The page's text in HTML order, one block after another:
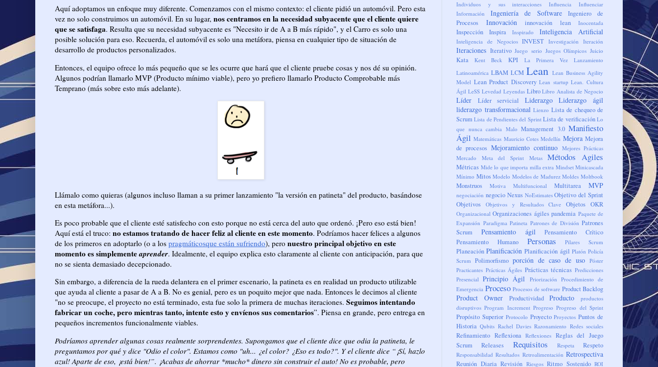
Aquí adoptamos un enfoque muy diferente. Comenzamos con el mismo contexto: el cliente pidió un automóvil. Pero esta
vez no solo construimos un automóvil. En su lugar, nos centramos en la necesidad subyacente que el cliente quiere
que se satisfaga. Resulta que su necesidad subyacente es "Necesito ir de A a B más rápido", y el Carro es solo una
posible solución para eso. Recuerda, el automóvil es solo una metáfora, piensa en cualquier tipo de situación de
desarrollo de productos personalizados.
Entonces, el equipo ofrece lo más pequeño que se les ocurre que hará que el cliente pruebe cosas y nos dé su opinión.
Algunos podrían llamarlo MVP (Producto mínimo viable), pero yo prefiero llamarlo Producto Comprobable más
Temprano (más sobre esto más adelante).
Llámalo como quieras (algunos incluso llaman a su primer lanzamiento "la versión en patineta" del producto, basándose
en esta metáfora...).
Es poco probable que el cliente esté satisfecho con esto porque no está cerca del auto que ordenó. ¡Pero eso está bien!
Aquí está el truco: no estamos tratando de hacer feliz al cliente en este momento. Podríamos hacer felices a algunos
de los primeros en adoptarlo (o a los pragmáticosque están sufriendo), pero nuestro principal objetivo en este
momento es simplementeaprender. Idealmente, el equipo explica esto claramente al cliente con anticipación, para que
no se sienta demasiado decepcionado.
Sin embargo, a diferencia de la rueda delantera en el primer escenario, la patineta es en realidad un producto utilizable
que ayuda al cliente a pasar de A a B. No es genial, pero es un poquito mejor que nada. Entonces le decimos al cliente
"no se preocupe, el proyecto no está terminado, esta fue solo la primera de muchas iteraciones. Seguimos intentando
fabricar un coche, pero mientras tanto, intente esto y envíenos sus comentarios”. Piensa en grande, pero entrega en
pequeños incrementos funcionalmente viables.
Podríamos aprender algunas cosas realmente sorprendentes. Supongamos que el cliente dice que odia la patineta, le
preguntamos por qué y dice "Odio el color". Estamos como "uh... ¿el color? ¿Eso es todo?". Y el cliente dice “¡Sí, hazlo
azul! Aparte de eso, ¡está bien!”. ¡Acabas de ahorrar *mucho* dinero sin construir el auto! No es probable, pero
Individuos y sus interacciones Influencia
Influenciar
Información
Ingeniería de Software
Ingeniero de
Procesos
Innovación innovación lean Inocentada
Inspección Inspira Inspirado Inteligencia Artificial
Inteligencia de Negocios INVEST Investigación Iteración
Iteraciones Iterativo Juego serio Juegos Olímpicos Juicio
Kata Kent Beck KPI La Primera Vez
Lanzamiento
Latinoamérica LBAM LCM Lean Lean Business Agility
Model Lean Product Discovery Lean startup Lean. Cultura
Ágil LeSS Levedad Leyendas Libro Libro Analista de Negocio
Líder Líder servicial Liderazgo
Liderazgo ágil
liderazgo transformacional Lienzo Lista de chequeo de
Scrum Lista de Pendientes del Sprint Lista de verificación Lo
que nunca cambia Malo Management 3.0 Manifiesto
Ágil Matemáticas Mauricio Cotes Medellín Mejora Mejora
de procesos Mejoramiento continuo Mejores Prácticas
Mercado
Meta del Sprint Metas Métodos Agiles
Métricas Mide lo que importa milla extra Mindset Minicascada
Mínimo Mitos Modelo Modelos de Madurez Moldes Moltbook
Monstruos Motiva Multifuncional Multitarea MVP
negociación negocio Nexus NoEstimates Objetivo del Sprint
Objetivos
Objetivos y Resultados Clave Objetos OKR
Organizacional Organizaciones ágiles pandemia Paquete de
Expansión Paradigma Patineta Patrones de División Patrones
Scrum
Pensamiento ágil
Pensamiento Crítico
Pensamiento Humano
Personas Pilares Scrum
Planeación Planificación Planificación ágil Platón Policía
Scrum Polimorfismo porción de caso de uso Póster
Practicantes Prácticas Ágiles Prácticas técnicas Predicciones
Presencial Principio Ágil Priorización Procedimiento de
Emergencia Proceso Procesos de software Product Backlog
Product Owner Productividad Producto
productos
disruptivos Program Increment Progreso Progreso del Sprint
Propósito Superior Protocolo Proyecto Proyectos Puntos de
Historia Qubits Rachel Davies Razonamiento Redes sociales
Refinamiento Reflexiona Reflexiones Reglas del Juego
Scrum
Releases Requisitos Respeta Respeto
Responsabilidad Resultados Retroalimentación Retrospectiva
Reunión Diaria Revisión Riesgos Ritmo Sostenido ROI